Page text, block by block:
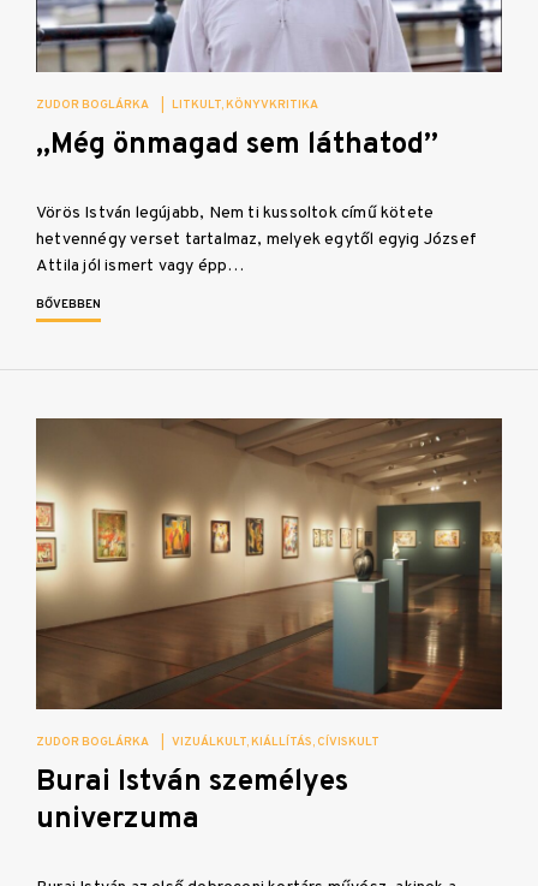
ZUDOR BOGLÁRKA LITKULT KÖNYVKRITIKA
„Még önmagad sem láthatod”
Vörös István legújabb, Nem ti kussoltok című kötete
hetvennégy verset tartalmaz, melyek egytől egyig József
Attila jól ismert vagy épp…
BŐVEBBEN
ZUDOR BOGLÁRKA VIZUÁLKULT KIÁLLÍTÁS CÍVISKULT
Burai István személyes
univerzuma